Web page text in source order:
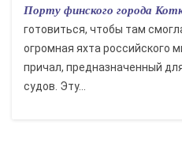
Порту финского города
готовиться, чтобы там
огромная яхта российского
причал, предназначенный
судов. Эту...